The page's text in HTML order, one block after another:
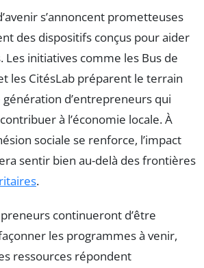
s’annoncent prometteuses
des dispositifs conçus pour aider
initiatives comme les Bus de
les CitésLab préparent le terrain
d’entrepreneurs qui
à l’économie locale. À
sociale se renforce, l’impact
sentir bien au-delà des frontières
.
continueront d’être
les programmes à venir,
ressources répondent